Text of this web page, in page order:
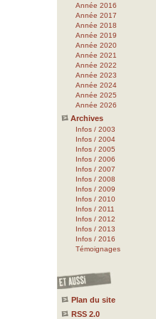
Année 2016
Année 2017
Année 2018
Année 2019
Année 2020
Année 2021
Année 2022
Année 2023
Année 2024
Année 2025
Année 2026
Archives
Infos / 2003
Infos / 2004
Infos / 2005
Infos / 2006
Infos / 2007
Infos / 2008
Infos / 2009
Infos / 2010
Infos / 2011
Infos / 2012
Infos / 2013
Infos / 2016
Témoignages
Plan du site
RSS 2.0